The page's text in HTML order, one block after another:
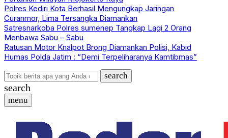
Polres Kediri Kota Berhasil Mengungkap Jaringan
Curanmor, Lima Tersangka Diamankan
Satresnarkoba Polres sumenep Tangkap Lagi 2 Orang
Menbawa Sabu – Sabu
Ratusan Motor Knalpot Brong Diamankan Polisi, Kabid
Humas Polda Jatim : “Demi Terpeliharanya Kamtibmas”
search
search
menu